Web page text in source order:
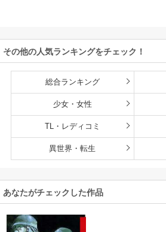
その他の人気ランキングをチェック！
総合ランキング
少女・女性
TL・レディコミ
異世界・転生
あなたがチェックした作品